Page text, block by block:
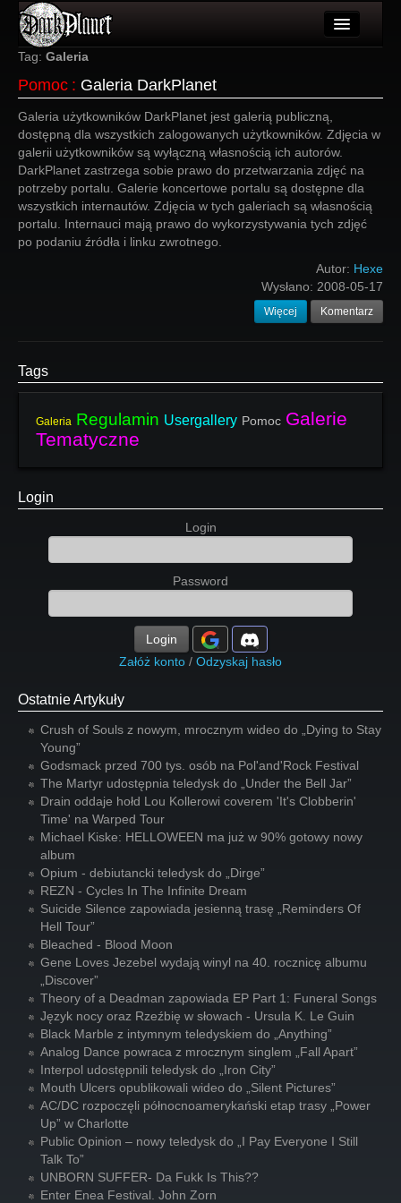
Artykuły
Użytkownicy
Wydarzenia
Galeria
Forum
Więcej
Tag: Galeria
Pomoc : Galeria DarkPlanet
Galeria użytkowników DarkPlanet jest galerią publiczną,
dostępną dla wszystkich zalogowanych użytkowników. Zdjęcia w
galerii użytkowników są wyłączną własnością ich autorów.
DarkPlanet zastrzega sobie prawo do przetwarzania zdjęć na
potrzeby portalu. Galerie koncertowe portalu są dostępne dla
wszystkich internautów. Zdjęcia w tych galeriach są własnością
portalu. Internauci mają prawo do wykorzystywania tych zdjęć
po podaniu źródła i linku zwrotnego.
Autor: Hexe
Wysłano: 2008-05-17
Więcej Komentarz
Tags
Galeria Regulamin Usergallery Pomoc Galerie
Tematyczne
Login
Login
Password
Login
Załóż konto / Odzyskaj hasło
Ostatnie Artykuły
Crush of Souls z nowym, mrocznym wideo do „Dying to Stay
Young”
Godsmack przed 700 tys. osób na Pol'and'Rock Festival
The Martyr udostępnia teledysk do „Under the Bell Jar”
Drain oddaje hołd Lou Kollerowi coverem 'It's Clobberin'
Time' na Warped Tour
Michael Kiske: HELLOWEEN ma już w 90% gotowy nowy
album
Opium - debiutancki teledysk do „Dirge”
REZN - Cycles In The Infinite Dream
Suicide Silence zapowiada jesienną trasę „Reminders Of
Hell Tour”
Bleached - Blood Moon
Gene Loves Jezebel wydają winyl na 40. rocznicę albumu
„Discover”
Theory of a Deadman zapowiada EP Part 1: Funeral Songs
Język nocy oraz Rzeźbię w słowach - Ursula K. Le Guin
Black Marble z intymnym teledyskiem do „Anything”
Analog Dance powraca z mrocznym singlem „Fall Apart”
Interpol udostępnili teledysk do „Iron City”
Mouth Ulcers opublikowali wideo do „Silent Pictures”
AC/DC rozpoczęli północnoamerykański etap trasy „Power
Up” w Charlotte
Public Opinion – nowy teledysk do „I Pay Everyone I Still
Talk To”
UNBORN SUFFER- Da Fukk Is This??
Enter Enea Festival. John Zorn